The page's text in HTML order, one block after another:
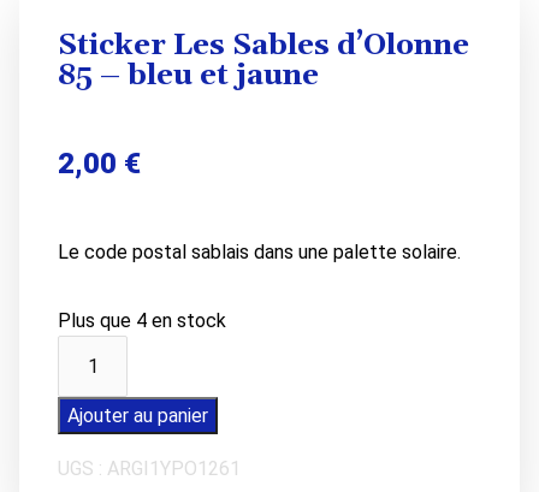
Sticker Les Sables d’Olonne
85 – bleu et jaune
2,00 €
Le code postal sablais dans une palette solaire.
Plus que 4 en stock
Sticker
Les
Sables
Ajouter au panier
UGS : ARGI1YPO1261